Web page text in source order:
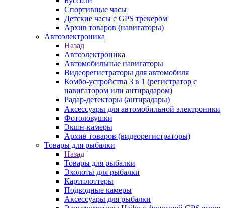
Спортивные часы
Детские часы с GPS трекером
Архив товаров (навигаторы)
Автоэлектроника
Назад
Автоэлектроника
Автомобильные навигаторы
Видеорегистраторы для автомобиля
Комбо-устройства 3 в 1 (регистратор с
навигатором или антирадаром)
Радар-детекторы (антирадары)
Аксессуары для автомобильной электроники
Фотоловушки
Экшн-камеры
Архив товаров (видеорегистраторы)
Товары для рыбалки
Назад
Товары для рыбалки
Эхолоты для рыбалки
Картплоттеры
Подводные камеры
Аксессуары для рыбалки